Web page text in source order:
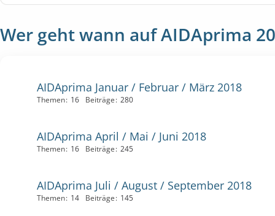
Wer geht wann auf AIDAprima
AIDAprima Januar / Februar / März 2018
Themen 16 Beiträge 280
AIDAprima April / Mai / Juni 2018
Themen 16 Beiträge 245
AIDAprima Juli / August / September 2018
Themen 14 Beiträge 145